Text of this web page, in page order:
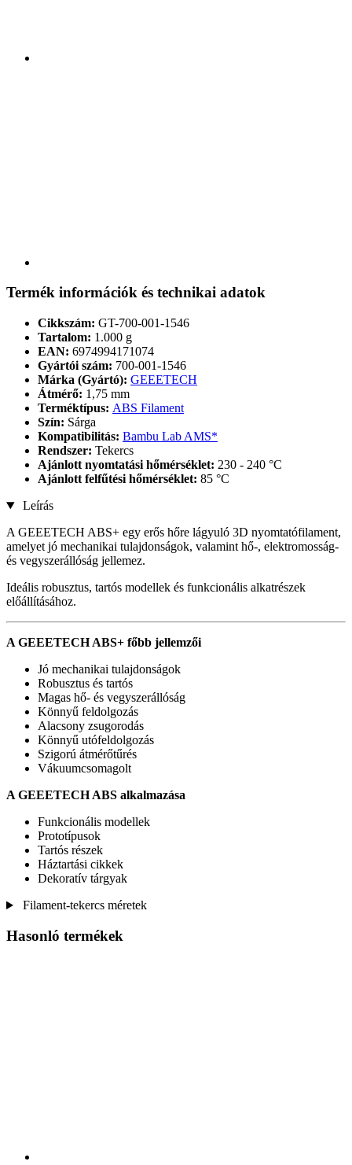
Termék információk és technikai adatok
Cikkszám: GT-700-001-1546
Tartalom: 1.000 g
EAN: 6974994171074
Gyártói szám: 700-001-1546
Márka (Gyártó): GEEETECH
Átmérő: 1,75 mm
Terméktípus: ABS Filament
Szín: Sárga
Kompatibilitás: Bambu Lab AMS*
Rendszer: Tekercs
Ajánlott nyomtatási hőmérséklet: 230 - 240 °C
Ajánlott felfűtési hőmérséklet: 85 °C
Leírás
A GEEETECH ABS+ egy erős hőre lágyuló 3D nyomtatófilament,
amelyet jó mechanikai tulajdonságok, valamint hő-, elektromosság-
és vegyszerállóság jellemez.
Ideális robusztus, tartós modellek és funkcionális alkatrészek
előállításához.
A GEEETECH ABS+ főbb jellemzői
Jó mechanikai tulajdonságok
Robusztus és tartós
Magas hő- és vegyszerállóság
Könnyű feldolgozás
Alacsony zsugorodás
Könnyű utófeldolgozás
Szigorú átmérőtűrés
Vákuumcsomagolt
A GEEETECH ABS alkalmazása
Funkcionális modellek
Prototípusok
Tartós részek
Háztartási cikkek
Dekoratív tárgyak
Filament-tekercs méretek
Hasonló termékek